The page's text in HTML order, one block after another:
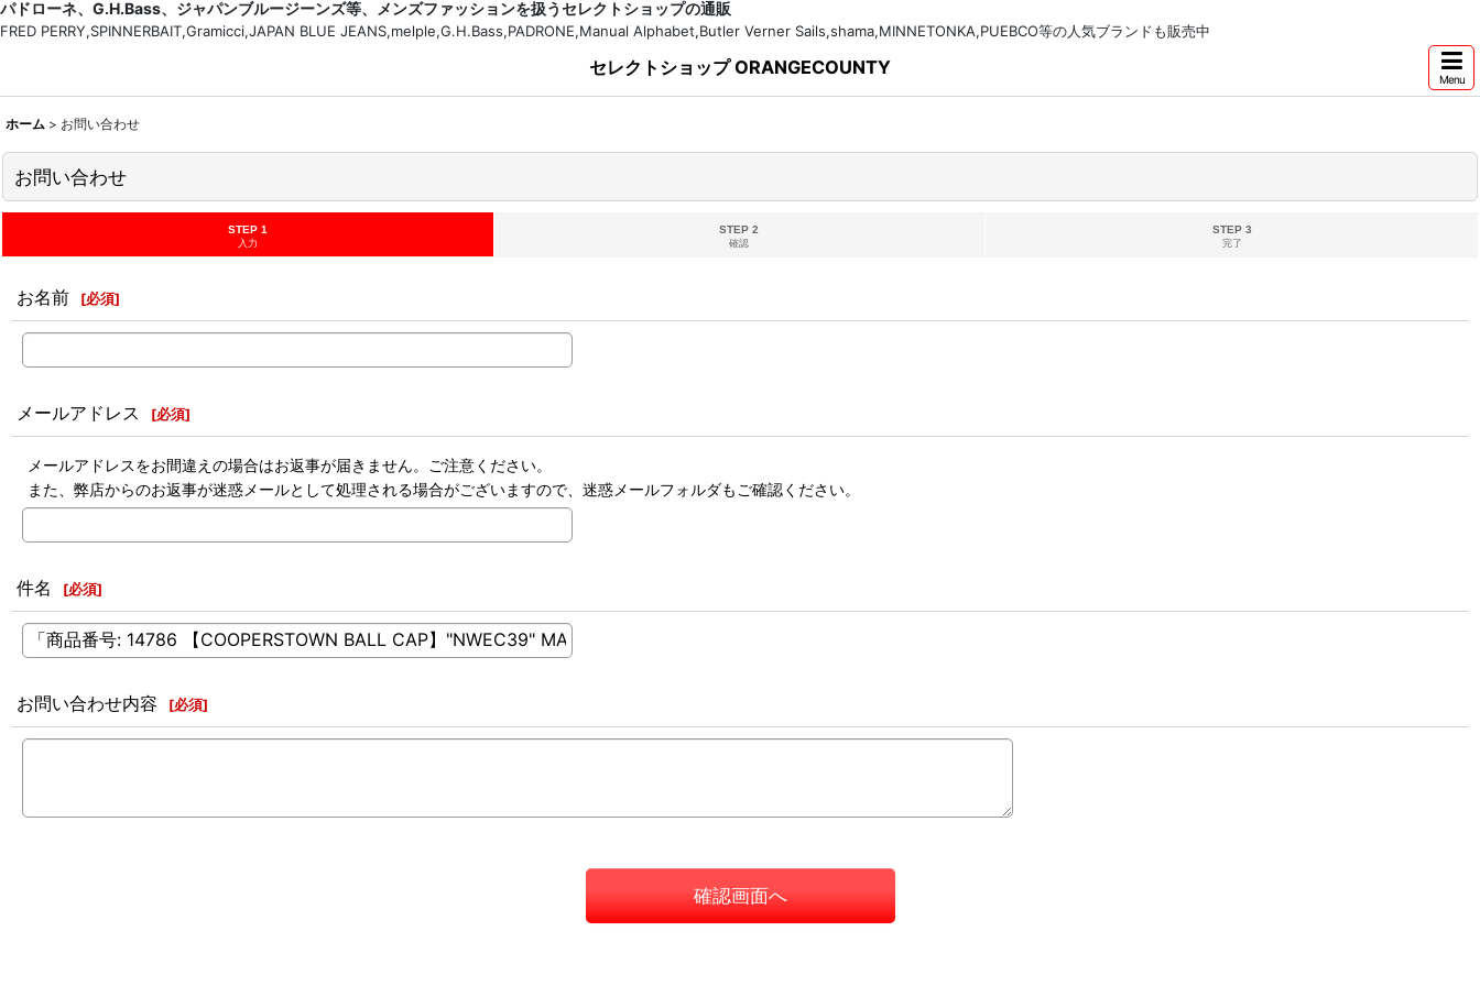
パドローネ、G.H.Bass、ジャパンブルージーンズ等、メンズファッションを扱うセレクトショップの通販
FRED PERRY,SPINNERBAIT,Gramicci,JAPAN BLUE JEANS,melple,G.H.Bass,PADRONE,Manual Alphabet,Butler Verner Sails,shama,MINNETONKA,PUEBCO等の人気ブランドも販売中
セレクトショップ ORANGECOUNTY
Menu
ホーム > お問い合わせ
お問い合わせ
STEP 1
入力
STEP 2
確認
STEP 3
完了
お名前 [必須]
メールアドレス [必須]
メールアドレスをお間違えの場合はお返事が届きません。ご注意ください。
また、弊店からのお返事が迷惑メールとして処理される場合がございますので、迷惑メールフォルダもご確認ください。
件名 [必須]
お問い合わせ内容 [必須]
確認画面へ